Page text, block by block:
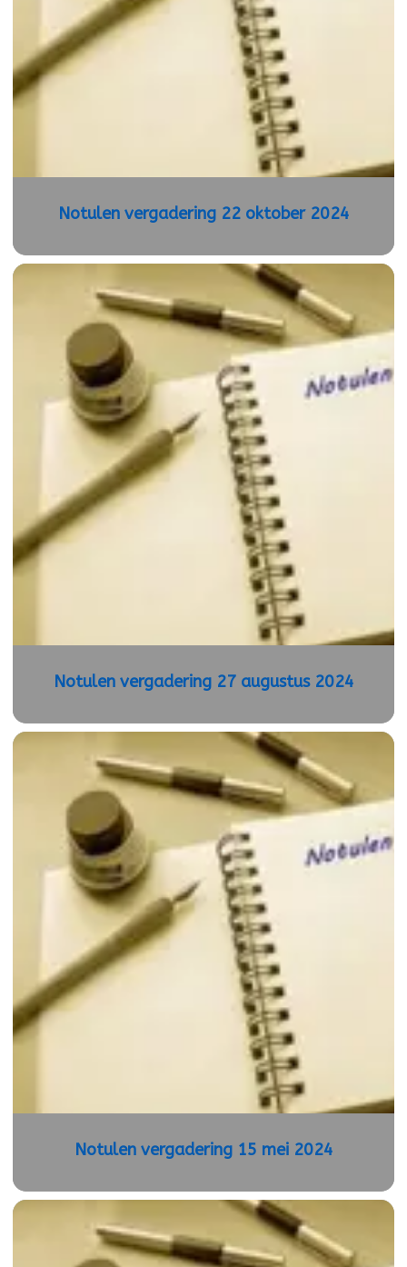
Notulen vergadering 22 oktober 2024
Notulen vergadering 27 augustus 2024
Notulen vergadering 15 mei 2024